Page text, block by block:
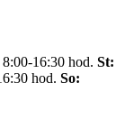
8:00-16:30 hod. St:
hod. So: